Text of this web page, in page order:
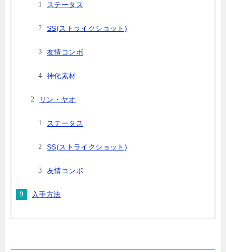
ステータス
SS(ストライクショット)
友情コンボ
神化素材
リン・ヤオ
ステータス
SS(ストライクショット)
友情コンボ
入手方法